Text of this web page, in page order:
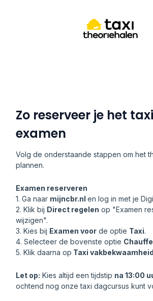
Zo reserveer je het
examen
Volg de onderstaande stappen om het
plannen.
Examen reserveren
1. Ga naar mijncbr.nl en log in met je
2. Klik bij Direct regelen op "Examen
wijzigen".
3. Kies bij Examen voor de optie Taxi.
4. Selecteer de bovenste optie
5. Klik daarna op Taxi
Let op: Kies altijd een tijdstip na 13:00
ochtend nog onze taxi dagcursus kunt